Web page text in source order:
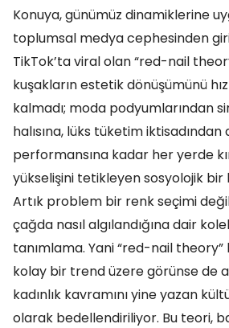
Konuya, günümüz dinamiklerine
toplumsal medya cephesinden
TikTok’ta viral olan “red-nail
kuşakların estetik dönüşümünü
kalmadı; moda podyumlarından
halısına, lüks tüketim
performansına kadar her yerde
yükselişini tetikleyen sosyolojik bir
Artık problem bir renk seçimi
çağda nasıl algılandığına dair
tanımlama. Yani “red-nail theory”
kolay bir trend üzere görünse de
kadınlık kavramını yine yazan
olarak bedellendiriliyor. Bu teori,